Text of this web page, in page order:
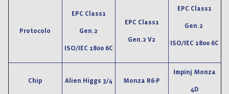
Protocolo
EPC Class1
Gen.2
ISO/IEC 1800 6C
EPC Class1
Gen.2 V2
EPC Class1
Gen.2
ISO/IEC 1800 6C
Chip Alien Higgs 3/4 Monza R6-P
Impinj Monza
4D